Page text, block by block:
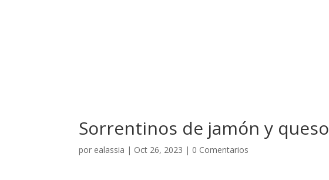
Sorrentinos de jamón y queso
por ealassia | Oct 26, 2023 | 0 Comentarios